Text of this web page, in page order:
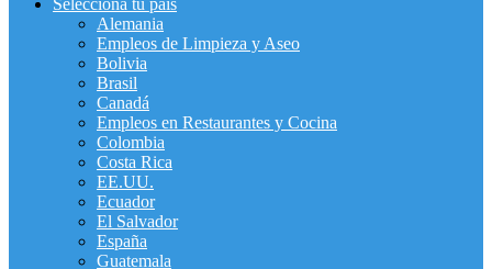
Selecciona tu pais
Alemania
Empleos de Limpieza y Aseo
Bolivia
Brasil
Canadá
Empleos en Restaurantes y Cocina
Colombia
Costa Rica
EE.UU.
Ecuador
El Salvador
España
Guatemala